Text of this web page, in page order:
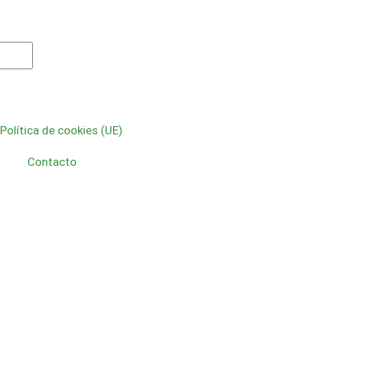
Política de cookies (UE)
Contacto